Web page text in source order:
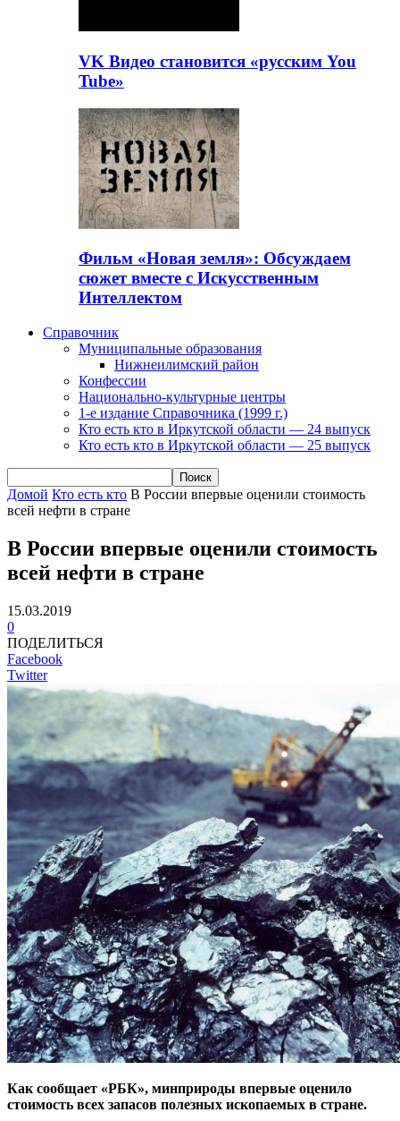
VK Видео становится «русским You
Tube»
Фильм «Новая земля»: Обсуждаем
сюжет вместе с Искусственным
Интеллектом
Справочник
Муниципальные образования
Нижнеилимский район
Конфессии
Национально-культурные центры
1-е издание Справочника (1999 г.)
Кто есть кто в Иркутской области — 24 выпуск
Кто есть кто в Иркутской области — 25 выпуск
Домой Кто есть кто В России впервые оценили стоимость
всей нефти в стране
В России впервые оценили стоимость
всей нефти в стране
15.03.2019
0
ПОДЕЛИТЬСЯ
Facebook
Twitter
Как сообщает «РБК», минприроды впервые оценило
стоимость всех запасов полезных ископаемых в стране.